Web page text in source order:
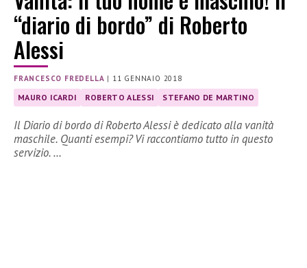
“diario di bordo” di Roberto
Alessi
FRANCESCO FREDELLA | 11 GENNAIO 2018
MAURO ICARDI ROBERTO ALESSI STEFANO DE MARTINO
Il Diario di bordo di Roberto Alessi è dedicato alla vanità
maschile. Quanti esempi? Vi raccontiamo tutto in questo
servizio. …